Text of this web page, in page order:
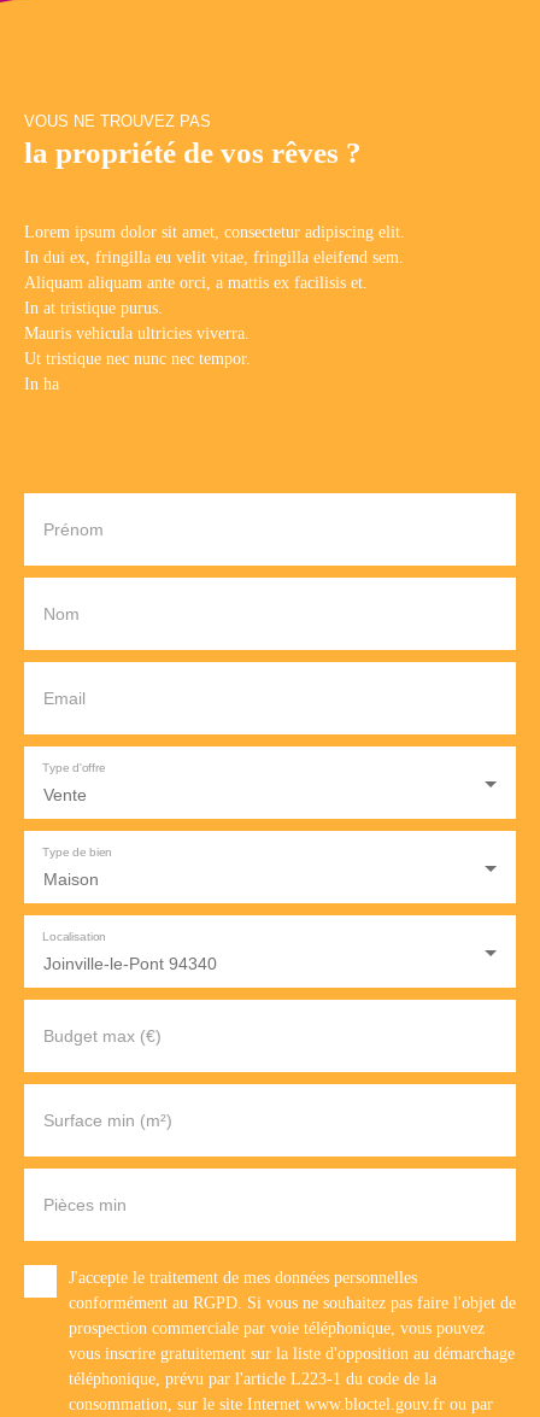
VOUS NE TROUVEZ PAS
la propriété de vos rêves ?
Lorem ipsum dolor sit amet, consectetur adipiscing elit.
In dui ex, fringilla eu velit vitae, fringilla eleifend sem.
Aliquam aliquam ante orci, a mattis ex facilisis et.
In at tristique purus.
Mauris vehicula ultricies viverra.
Ut tristique nec nunc nec tempor.
In ha
Prénom
Nom
Email
Vente
Type d'offre
Maison
Type de bien
Joinville-le-Pont 94340
Localisation
Budget max (€)
Surface min (m²)
Pièces min
J'accepte le traitement de mes données personnelles
conformément au RGPD. Si vous ne souhaitez pas faire l'objet de
prospection commerciale par voie téléphonique, vous pouvez
vous inscrire gratuitement sur la liste d'opposition au démarchage
téléphonique, prévu par l'article L223-1 du code de la
consommation, sur le site Internet www.bloctel.gouv.fr ou par